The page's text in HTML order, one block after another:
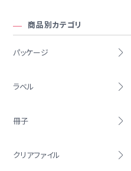
商品別カテゴリ
パッケージ
ラベル
冊子
クリアファイル